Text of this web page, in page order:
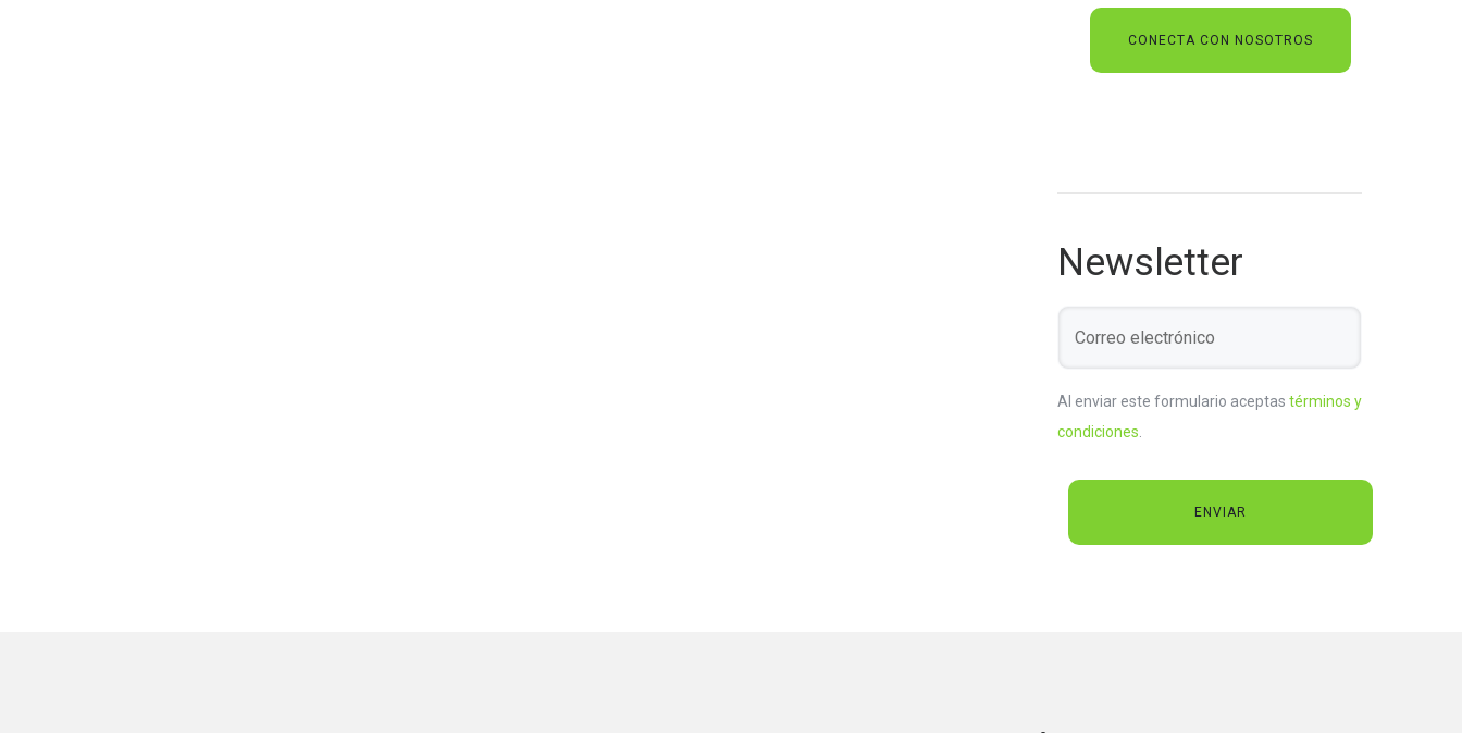
Newsletter
Al enviar este formulario aceptas términos y
condiciones